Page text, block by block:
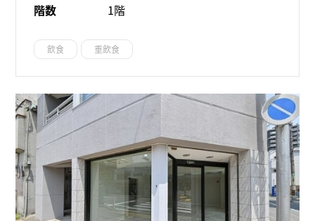
階数
1階
飲食 重飲食